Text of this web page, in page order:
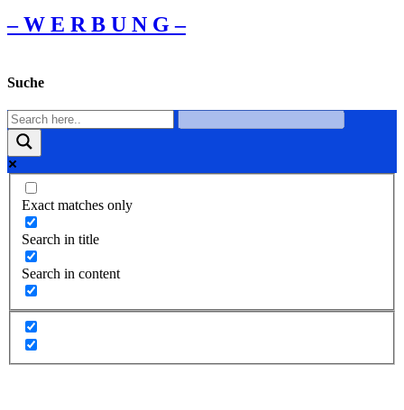
– W Ε R Β U Ν G –
Suche
Exact matches only
Search in title
Search in content